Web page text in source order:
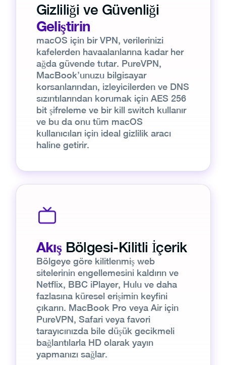
Gizliliği ve Güvenliği
Geliştirin
macOS için bir VPN, verilerinizi
kafelerden havaalanlarına kadar her
ağda güvende tutar. PureVPN,
MacBook’unuzu bilgisayar
korsanlarından, izleyicilerden ve DNS
sızıntılarından korumak için AES 256
bit şifreleme ve bir kill switch kullanır
ve bu da onu tüm macOS
kullanıcıları için ideal gizlilik aracı
haline getirir.
AkışBölgesi-Kilitli İçerik
Bölgeye göre kilitlenmiş web
sitelerinin engellemesini kaldırın ve
Netflix, BBC iPlayer, Hulu ve daha
fazlasına küresel erişimin keyfini
çıkarın. MacBook Pro veya Air için
PureVPN, Safari veya favori
tarayıcınızda bile düşük gecikmeli
bağlantılarla HD olarak yayın
yapmanızı sağlar.